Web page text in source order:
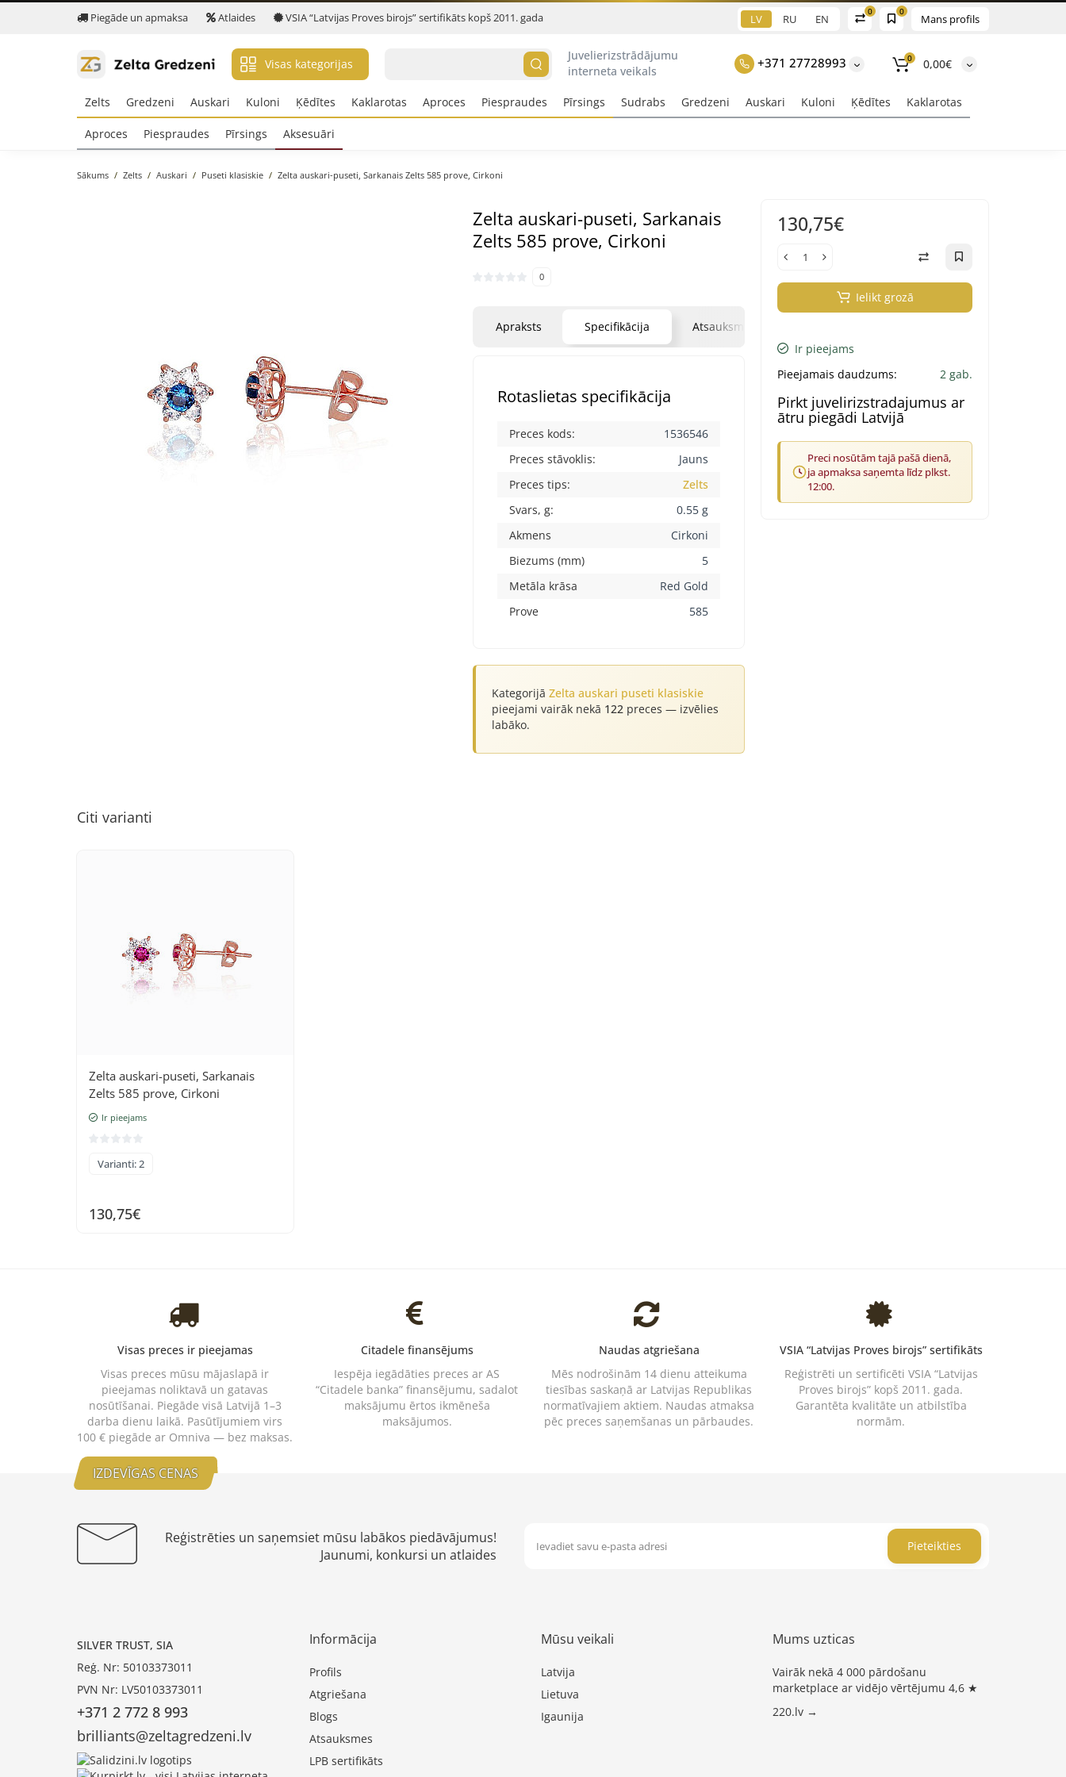
Piegāde un apmaksa Atlaides VSIA “Latvijas Proves birojs” sertifikāts kopš 2011. gada Mans profils
0
0
LV RU EN
Visas kategorijas
Juvelierizstrādājumu
interneta veikals
+371 27728993 0 0,00€
Zelts Gredzeni Auskari Kuloni Ķēdītes Kaklarotas Aproces Piespraudes Pīrsings Sudrabs Gredzeni Auskari Kuloni Ķēdītes Kaklarotas
Aproces Piespraudes Pīrsings Aksesuāri
Sākums Zelts Auskari Puseti klasiskie Zelta auskari-puseti, Sarkanais Zelts 585 prove, Cirkoni
Zelta auskari-puseti, Sarkanais
Zelts 585 prove, Cirkoni
0
Apraksts Specifikācija Atsauksmes
Rotaslietas specifikācija
Preces kods:
1536546
Preces stāvoklis:
Jauns
Preces tips:
Zelts
Svars, g:
0.55 g
Akmens
Cirkoni
Biezums (mm)
5
Metāla krāsa
Red Gold
Prove
585
KategorijāZelta auskari puseti klasiskie
pieejami vairāk nekā 122 preces — izvēlies
labāko.
130,75€
Ielikt grozā
Ir pieejams
Pieejamais daudzums:
2 gab.
Pirkt juvelirizstradajumus ar
ātru piegādi Latvijā
Preci nosūtām tajā pašā dienā,
ja apmaksa saņemta līdz plkst.
12:00.
Citi varianti
Zelta auskari-puseti, Sarkanais
Zelts 585 prove, Cirkoni
Ir pieejams
Varianti: 2
130,75€
Visas preces ir pieejamas
Visas preces mūsu mājaslapā ir
pieejamas noliktavā un gatavas
nosūtīšanai. Piegāde visā Latvijā 1–3
darba dienu laikā. Pasūtījumiem virs
100 € piegāde ar Omniva — bez maksas.
Citadele finansējums
Iespēja iegādāties preces ar AS
“Citadele banka” finansējumu, sadalot
maksājumu ērtos ikmēneša
maksājumos.
Naudas atgriešana
Mēs nodrošinām 14 dienu atteikuma
tiesības saskaņā ar Latvijas Republikas
normatīvajiem aktiem. Naudas atmaksa
pēc preces saņemšanas un pārbaudes.
VSIA “Latvijas Proves birojs” sertifikāts
Reģistrēti un sertificēti VSIA “Latvijas
Proves birojs” kopš 2011. gada.
Garantēta kvalitāte un atbilstība
normām.
IZDEVĪGAS CENAS
Reģistrēties un saņemsiet mūsu labākos piedāvājumus!
Jaunumi, konkursi un atlaides
Pieteikties
SILVER TRUST, SIA
Reģ. Nr: 50103373011
PVN Nr: LV50103373011
+371 2 772 8 993
brilliants@zeltagredzeni.lv
Informācija
Profils
Atgriešana
Blogs
Atsauksmes
LPB sertifikāts
Mūsu veikali
Latvija
Lietuva
Igaunija
Mums uzticas
Vairāk nekā 4 000 pārdošanu
marketplace ar vidējo vērtējumu 4,6 ★
220.lv →